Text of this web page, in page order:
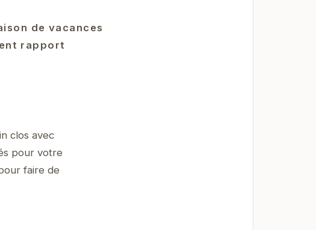
de vacances
rapport
clos avec
pour votre
faire de